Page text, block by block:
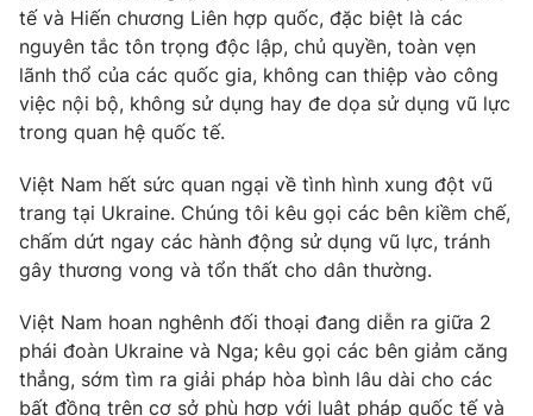
Sản phẩm
Thị trường
Tư vấn
Giao lưu trực tuyến
Lịch phát sóng
Emagazine Podcast
Photo Infographic
Video Shorts video
tế và Hiến chương Liên hợp quốc, đặc biệt là các
nguyên tắc tôn trọng độc lập, chủ quyền, toàn vẹn
lãnh thổ của các quốc gia, không can thiệp vào công
việc nội bộ, không sử dụng hay đe dọa sử dụng vũ lực
trong quan hệ quốc tế.
Việt Nam hết sức quan ngại về tình hình xung đột vũ
trang tại Ukraine. Chúng tôi kêu gọi các bên kiềm chế,
chấm dứt ngay các hành động sử dụng vũ lực, tránh
gây thương vong và tổn thất cho dân thường.
Việt Nam hoan nghênh đối thoại đang diễn ra giữa 2
phái đoàn Ukraine và Nga; kêu gọi các bên giảm căng
thẳng, sớm tìm ra giải pháp hòa bình lâu dài cho các
bất đồng trên cơ sở phù hợp với luật pháp quốc tế và